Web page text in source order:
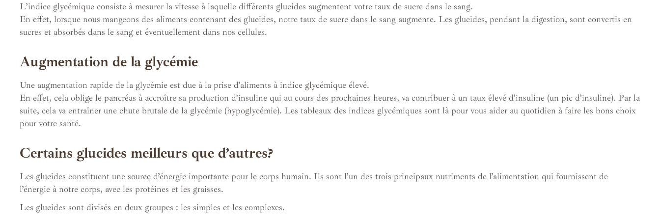
L’indice glycémique consiste à mesurer la vitesse à laquelle différents glucides augmentent votre taux de sucre dans le sang.
En effet, lorsque nous mangeons des aliments contenant des glucides, notre taux de sucre dans le sang augmente. Les glucides, pendant la digestion, sont convertis en
sucres et absorbés dans le sang et éventuellement dans nos cellules.
Augmentation de la glycémie
Une augmentation rapide de la glycémie est due à la prise d’aliments à indice glycémique élevé.
En effet, cela oblige le pancréas à accroître sa production d’insuline qui au cours des prochaines heures, va contribuer à un taux élevé d’insuline (un pic d’insuline). Par la
suite, cela va entraîner une chute brutale de la glycémie (hypoglycémie). Les tableaux des indices glycémiques sont là pour vous aider au quotidien à faire les bons choix
pour votre santé.
Certains glucides meilleurs que d’autres?
Les glucides constituent une source d’énergie importante pour le corps humain. Ils sont l’un des trois principaux nutriments de l’alimentation qui fournissent de
l’énergie à notre corps, avec les protéines et les graisses.
Les glucides sont divisés en deux groupes : les simples et les complexes.